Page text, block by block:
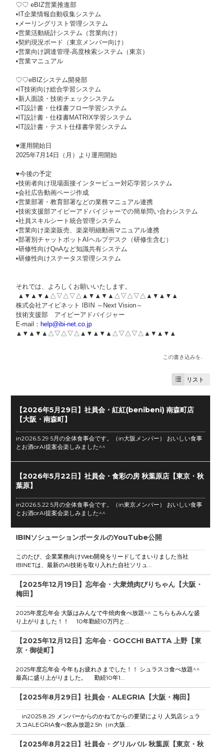
♡♡ eBIZ営業推進部
•IT企業情報自動収集システム
•メーリングリスト管理システム
•営業活動統計システム（営業向け）
•契約現況ボード（東京メンバー向け）
•営業向け調達管理-高度検索システム（東京）
•営業マニュアル
♡♡eBIZシステム開発部
•IT技術向け総合学習システム
•新人面談・技術チェックシステム
•IT設計書・仕様書フロー学習システム
•IT設計書・仕様書MATRIX学習システム
•IT設計書・テスト仕様書学習システム
♥運用開始日
2025年7月14日（月）より運用開始
♥今後の予定
•技術者向け現場面接インタービュー対応学習システム
•会社広告動画ページ作成
•営業部署・教育部署などの業務マニュアル連携
•技術支援部アイビーアドバイジャーでの簡単問い合わシステム
•社員スキルシート統合管理システム
•営業向け楽楽販売、楽楽明細動画マニュアル連携
•部署別チャットボットAIヘルプデスク（研修生含む）
•研修性向けQnAなど知識共有システム
•研修性向けステータス管理システム
それでは、よろしくお願いいたします。
▲▼▲▼▲△▽△▽△▲▼▲▼▲△▽△▽△▲▼▲▼▲
株式会社アイビネット IBIN ～Next Vision～
技術支援部 アイビーアドバイジャー
E-mail： help@ibi-net.co.jp
▲▼▲▼▲△▽△▽△▲▼▲▼▲△▽△▽△▲▼▲▼▲
この書き込みを..
リスト
【2026年5月29日】社員会・紅紅(benibeni) 南森町店
【大阪・南森町】
in2026.5.29 5月の全体食事会です。（in大阪メンバー） おいしい食事
とお酒orAI提案会楽しみました^^
【2026年5月22日】社員会・食彩の房 秋葉原店【東京・秋
葉原】
in2026.5.22 5月の全体食事会です。（in東京メンバー） おいしい食事
とお酒orAI提案会楽しみました^^
IBINソシューションポータルのYouTube公開
このたび、企業業務向けWeb開発をリードしてまいりました当社
IBINETは、最新のAI技術を取り入れた自社ソリュ...
【2025年12月19日】忘年会・大衆焼肉びりちゃん【大阪・
梅田】
2025年度忘年会 大阪はみんなで牛焼肉食べ放題^^ こちらもみんな盛
り上がりました！！ 10年勤続10万円と...
【2025年12月12日】忘年会・GOCCHI BATTA 上野【東
京・御徒町】
2025年度忘年会 今年もお疲れさまでした！！ シュラスコ食べ放題^^
最高に盛り上がりました。 勤続10年1...
【2025年8月29日】社員会・ALEGRIA【大阪・梅田】
in2025.8.29 メンバーからのかねてからの要望により 人気店シュラ
スコALEGRIA食べ飲み放題2.5h（in大阪...
【2025年8月22日】社員会・グリルバル 秋葉原【東京・秋